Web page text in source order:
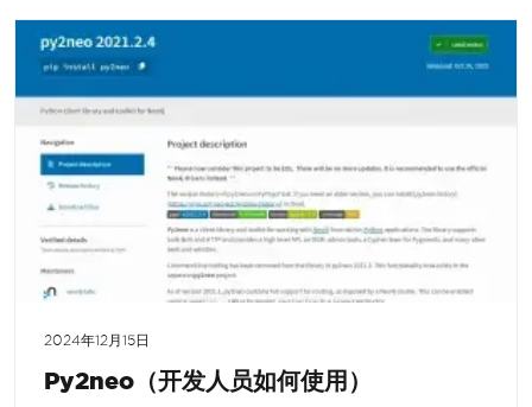
2024年12月15日
Py2neo（开发人员如何使用）